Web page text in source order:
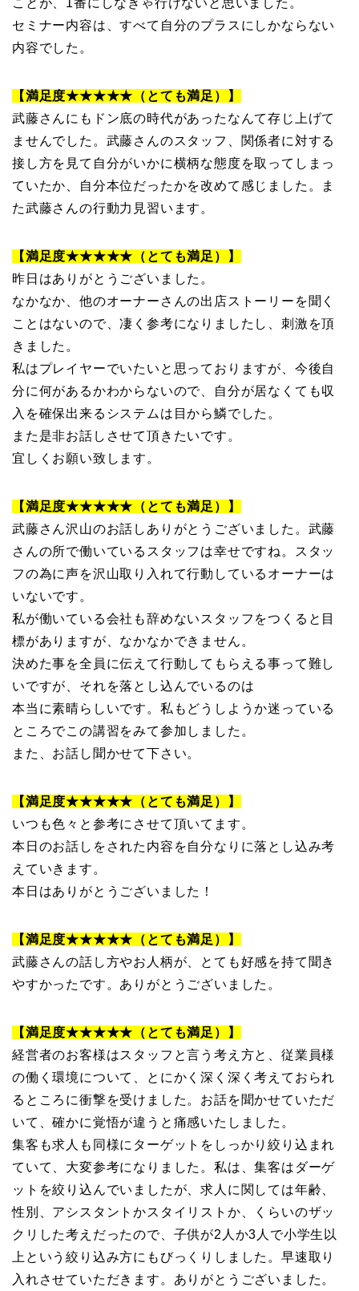
ことが、1番にしなきゃ行けないと思いました。
セミナー内容は、すべて自分のプラスにしかならない
内容でした。
【満足度★★★★★（とても満足）】
武藤さんにもドン底の時代があったなんて存じ上げて
ませんでした。武藤さんのスタッフ、関係者に対する
接し方を見て自分がいかに横柄な態度を取ってしまっ
ていたか、自分本位だったかを改めて感じました。ま
た武藤さんの行動力見習います。
【満足度★★★★★（とても満足）】
昨日はありがとうございました。
なかなか、他のオーナーさんの出店ストーリーを聞く
ことはないので、凄く参考になりましたし、刺激を頂
きました。
私はプレイヤーでいたいと思っておりますが、今後自
分に何があるかわからないので、自分が居なくても収
入を確保出来るシステムは目から鱗でした。
また是非お話しさせて頂きたいです。
宜しくお願い致します。
【満足度★★★★★（とても満足）】
武藤さん沢山のお話しありがとうございました。武藤
さんの所で働いているスタッフは幸せですね。スタッ
フの為に声を沢山取り入れて行動しているオーナーは
いないです。
私が働いている会社も辞めないスタッフをつくると目
標がありますが、なかなかできません。
決めた事を全員に伝えて行動してもらえる事って難し
いですが、それを落とし込んでいるのは
本当に素晴らしいです。私もどうしようか迷っている
ところでこの講習をみて参加しました。
また、お話し聞かせて下さい。
【満足度★★★★★（とても満足）】
いつも色々と参考にさせて頂いてます。
本日のお話しをされた内容を自分なりに落とし込み考
えていきます。
本日はありがとうございました ！
【満足度★★★★★（とても満足）】
武藤さんの話し方やお人柄が、とても好感を持て聞き
やすかったです。ありがとうございました。
【満足度★★★★★（とても満足）】
経営者のお客様はスタッフと言う考え方と、従業員様
の働く環境について、とにかく深く深く考えておられ
るところに衝撃を受けました。お話を聞かせていただ
いて、確かに覚悟が違うと痛感いたしました。
集客も求人も同様にターゲットをしっかり絞り込まれ
ていて、大変参考になりました。私は、集客はダーゲ
ットを絞り込んでいましたが、求人に関しては年齢、
性別、アシスタントかスタイリストか、くらいのザッ
クリした考えだったので、子供が2人か3人で小学生以
上という絞り込み方にもびっくりしました。早速取り
入れさせていただきます。ありがとうございました。